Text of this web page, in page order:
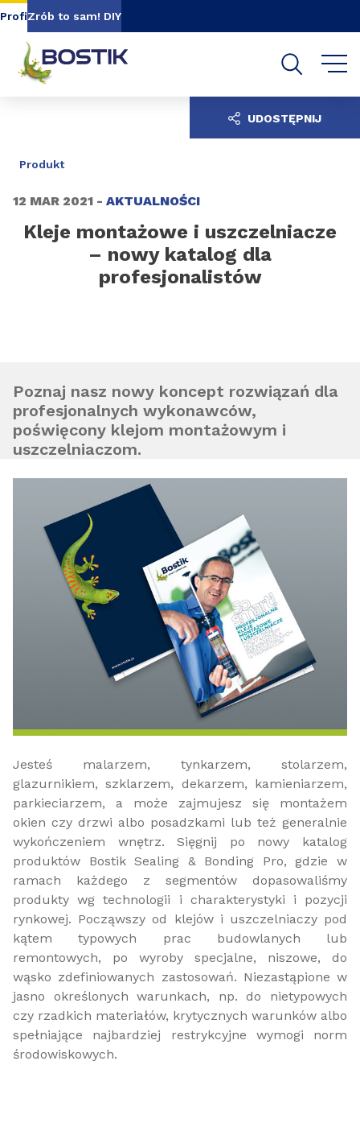
Go to content Go to navigation
ProfiZrób to sam! DIY
Produkt
12 MAR 2021 - AKTUALNOŚCI
Kleje montażowe i uszczelniacze
– nowy katalog dla
profesjonalistów
UDOSTĘPNIJ
Poznaj nasz nowy koncept rozwiązań dla
profesjonalnych wykonawców,
poświęcony klejom montażowym i
uszczelniaczom.
Jesteś malarzem, tynkarzem, stolarzem,
glazurnikiem, szklarzem, dekarzem, kamieniarzem,
parkieciarzem, a może zajmujesz się montażem
okien czy drzwi albo posadzkami lub też generalnie
wykończeniem wnętrz. Sięgnij po nowy katalog
produktów Bostik Sealing & Bonding Pro, gdzie w
ramach każdego z segmentów dopasowaliśmy
produkty wg technologii i charakterystyki i pozycji
rynkowej. Począwszy od klejów i uszczelniaczy pod
kątem typowych prac budowlanych lub
remontowych, po wyroby specjalne, niszowe, do
wąsko zdefiniowanych zastosowań. Niezastąpione w
jasno określonych warunkach, np. do nietypowych
czy rzadkich materiałów, krytycznych warunków albo
spełniające najbardziej restrykcyjne wymogi norm
środowiskowych.